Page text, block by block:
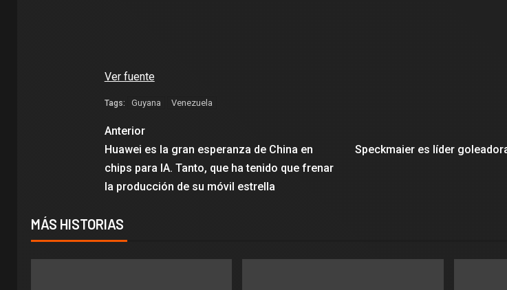
Ver fuente
Tags: Guyana Venezuela
Anterior
Huawei es la gran esperanza de China en
chips para IA. Tanto, que ha tenido que frenar
la producción de su móvil estrella
Speckmaier es líder
MÁS HISTORIAS